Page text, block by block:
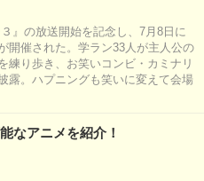
』の放送開始を記念し、7月8日に
開催された。学ラン33人が主人公の
練り歩き、お笑いコンビ・カミナリ
露。ハプニングも笑いに変えて会場
なアニメを紹介！